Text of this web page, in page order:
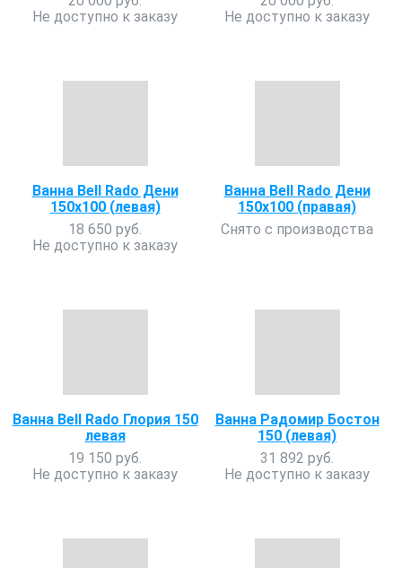
Не доступно к заказу
Не доступно к заказу
Ванна Bell Rado Дени
150х100 (левая)
18 650 руб.
Не доступно к заказу
Ванна Bell Rado Дени
150х100 (правая)
Снято с производства
Ванна Bell Rado Глория 150
левая
19 150 руб.
Не доступно к заказу
Ванна Радомир Бостон
150 (левая)
31 892 руб.
Не доступно к заказу